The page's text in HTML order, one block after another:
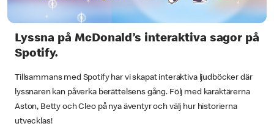
Lyssna på McDonald’s interaktiva sagor på
Spotify.
Tillsammans med Spotify har vi skapat interaktiva ljudböcker där
lyssnaren kan påverka berättelsens gång. Följ med karaktärerna
Aston, Betty och Cleo på nya äventyr och välj hur historierna
utvecklas!